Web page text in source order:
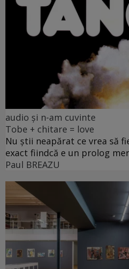
audio și n-am cuvinte
Tobe + chitare = love
Nu știi neapărat ce vrea să
exact fiindcă e un prolog
Paul BREAZU